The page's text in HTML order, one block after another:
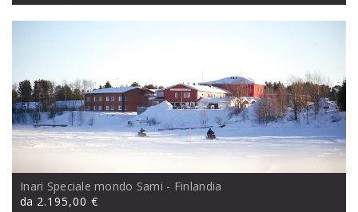
Inari Speciale mondo Sami - Finlandia
da 2.195,00 €